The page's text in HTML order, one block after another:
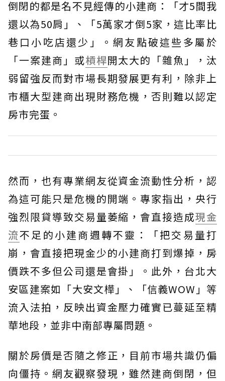
倒閉的都是名不見經傳的小建商：「才5間我
還以為50肩」、「5萬家才倒5家，這比率比
巷口小吃店還少」。網友點破這些多屬於
「一案建商」或槓桿開太大的「雜魚」，汰
弱留強反而對市場長期發展更有利，除非上
市櫃大型建商出現財務危機，否則難以認定
房市完蛋。
然而，也有專業網友從資金流動性分析，認
為這可能只是危機的開端。專家指出，央行
強烈限貸導致交易量萎縮，會直接造成現金
流不足的小建商週轉不靈：「把交易量打
崩，會直接把現金少的小建商打到爆掉，房
價跌不多但公司還是會掛」。此外，台北大
安區建案如「大安文樺」、「信義WOW」等
流入法拍，反映出資金壓力確實已蔓延至精
華地段，並非中南部專屬問題。
關於房價是否隨之修正，目前市場共識仍偏
向僵持。網友觀察發現，雖然建商倒閉，但